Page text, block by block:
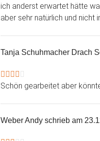
ich anderst erwartet hätte
aber sehr natürlich und nicht
Tanja Schuhmacher Drach
Schön gearbeitet aber
Weber Andy schrieb am